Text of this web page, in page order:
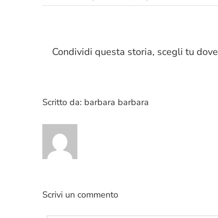
Condividi questa storia, scegli tu
Scritto da: barbara barbara
Scrivi un commento